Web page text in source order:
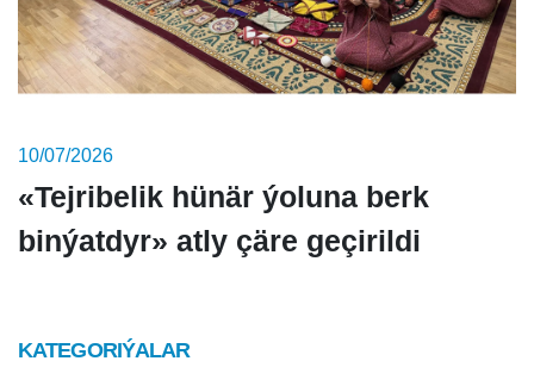
10/07/2026
«Tejribelik hünär ýoluna berk
binýatdyr» atly çäre geçirildi
KATEGORIÝALAR